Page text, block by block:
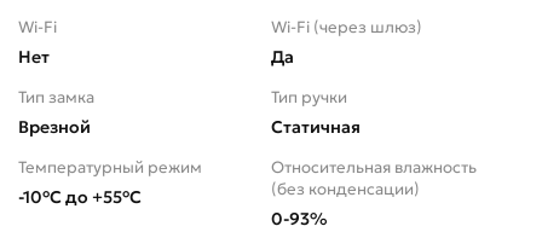
Wi-Fi
Нет
Wi-Fi (через шлюз)
Да
Тип замка
Врезной
Тип ручки
Статичная
Температурный режим
-10°C до +55°C
Относительная влажность
(без конденсации)
0-93%